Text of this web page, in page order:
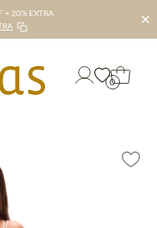
+ 20% EXTRA
✕
0